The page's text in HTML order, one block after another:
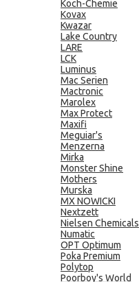
Koch-Chemie
Kovax
Kwazar
Lake Country
LARE
LCK
Luminus
Mac Serien
Mactronic
Marolex
Max Protect
Maxifi
Meguiar's
Menzerna
Mirka
Monster Shine
Mothers
Murska
MX NOWICKI
Nextzett
Nielsen Chemicals
Numatic
OPT Optimum
Poka Premium
Polytop
Poorboy's World